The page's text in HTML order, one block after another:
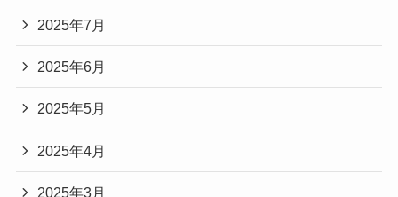
2025年7月
2025年6月
2025年5月
2025年4月
2025年3月